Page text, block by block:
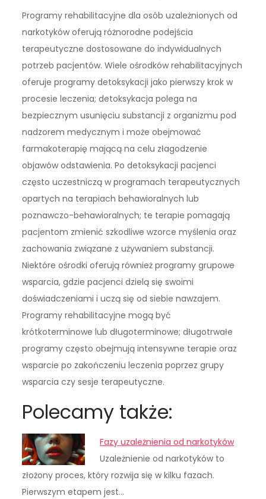
Programy rehabilitacyjne dla osób uzależnionych od
narkotyków oferują różnorodne podejścia
terapeutyczne dostosowane do indywidualnych
potrzeb pacjentów. Wiele ośrodków rehabilitacyjnych
oferuje programy detoksykacji jako pierwszy krok w
procesie leczenia; detoksykacja polega na
bezpiecznym usunięciu substancji z organizmu pod
nadzorem medycznym i może obejmować
farmakoterapię mającą na celu złagodzenie
objawów odstawienia. Po detoksykacji pacjenci
często uczestniczą w programach terapeutycznych
opartych na terapiach behawioralnych lub
poznawczo-behawioralnych; te terapie pomagają
pacjentom zmienić szkodliwe wzorce myślenia oraz
zachowania związane z używaniem substancji.
Niektóre ośrodki oferują również programy grupowe
wsparcia, gdzie pacjenci dzielą się swoimi
doświadczeniami i uczą się od siebie nawzajem.
Programy rehabilitacyjne mogą być
krótkoterminowe lub długoterminowe; długotrwałe
programy często obejmują intensywne terapie oraz
wsparcie po zakończeniu leczenia poprzez grupy
wsparcia czy sesje terapeutyczne.
Polecamy także:
Fazy uzależnienia od narkotyków
Uzależnienie od narkotyków to
złożony proces, który rozwija się w kilku fazach.
Pierwszym etapem jest…